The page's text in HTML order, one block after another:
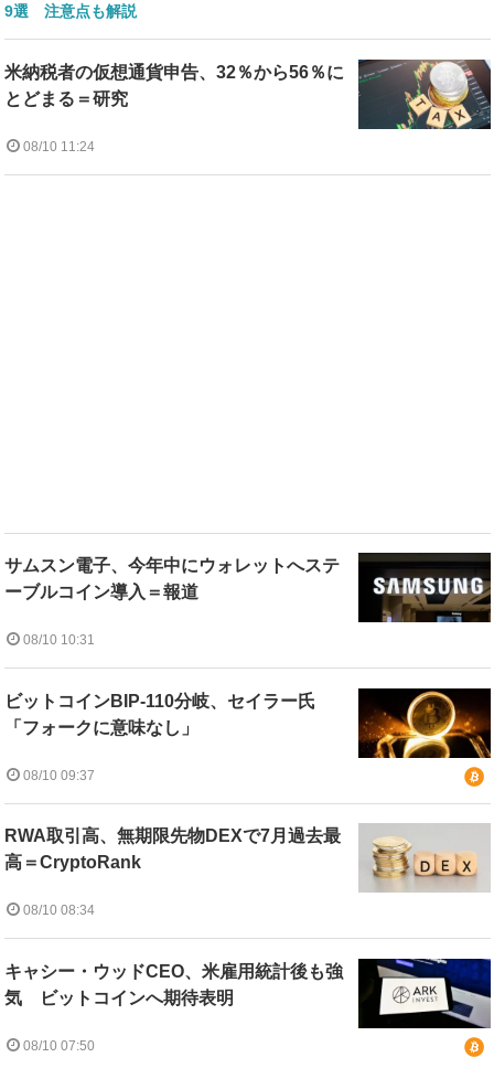
9選 注意点も解説
米納税者の仮想通貨申告、32％から56％に
とどまる＝研究
08/10 11:24
サムスン電子、今年中にウォレットへステ
ーブルコイン導入＝報道
08/10 10:31
ビットコインBIP-110分岐、セイラー氏
「フォークに意味なし」
08/10 09:37
RWA取引高、無期限先物DEXで7月過去最
高＝CryptoRank
08/10 08:34
キャシー・ウッドCEO、米雇用統計後も強
気 ビットコインへ期待表明
08/10 07:50